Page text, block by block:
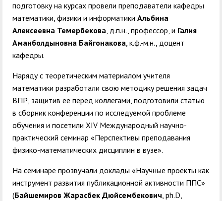
подготовку на курсах провели преподаватели кафедры
математики, физики и информатики Альбина
Алексеевна Темербекова, д.п.н., профессор, и Галия
Аманболдыновна Байгонакова, к.ф.-м.н., доцент
кафедры.
Наряду с теоретическим материалом учителя
математики разработали свою методику решения задач
ВПР, защитив ее перед коллегами, подготовили статью
в сборник конференции по исследуемой проблеме
обучения и посетили XIV Международный научно-
практический семинар «Перспективы преподавания
физико-математических дисциплин в вузе».
На семинаре прозвучали доклады «Научные проекты как
инструмент развития публикационной активности ППС»
(Байшемиров Жарасбек Дюйсембекович, ph.D,